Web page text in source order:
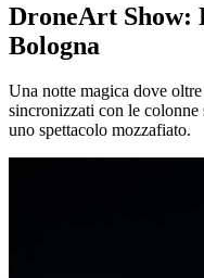
DroneArt
Bologna
Una notte magica dove
sincronizzati con le
uno spettacolo mozzafiato.